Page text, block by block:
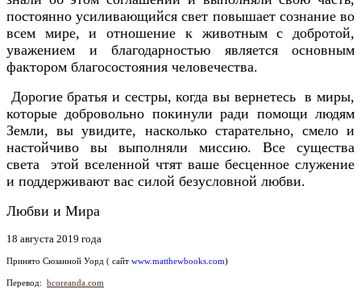
постоянно усиливающийся свет повышает сознание во
всем мире, и отношение к животным с добротой,
уважением и благодарностью является основным
фактором благосостояния человечества.
Дорогие братья и сестры, когда вы вернетесь в миры,
которые добровольно покинули ради помощи людям
Земли, вы увидите, насколько старательно, смело и
настойчиво вы выполняли миссию. Все существа
света этой вселенной чтят ваше бесценное служение
и поддерживают вас силой безусловной любви.
Любви и Мира
18 августа 2019 года
Принято Сюзанной Уорд ( сайт www.matthewbooks.com)
Перевод: bcoreanda.com